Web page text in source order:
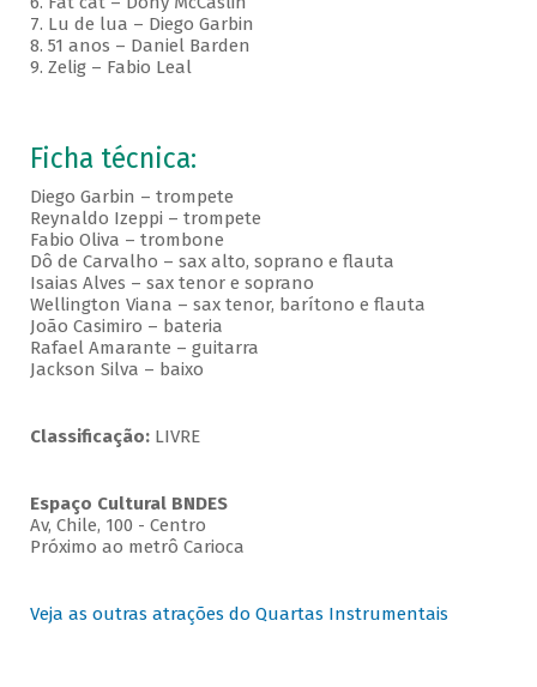
7. Lu de lua – Diego Garbin
8. 51 anos – Daniel Barden
9. Zelig – Fabio Leal
Ficha técnica:
Diego Garbin – trompete
Reynaldo Izeppi – trompete
Fabio Oliva – trombone
Dô de Carvalho – sax alto, soprano e flauta
Isaias Alves – sax tenor e soprano
Wellington Viana – sax tenor, barítono e flauta
João Casimiro – bateria
Rafael Amarante – guitarra
Jackson Silva – baixo
Classificação:LIVRE
Espaço Cultural BNDES
Av, Chile, 100 - Centro
Próximo ao metrô Carioca
Veja as outras atrações do Quartas Instrumentais